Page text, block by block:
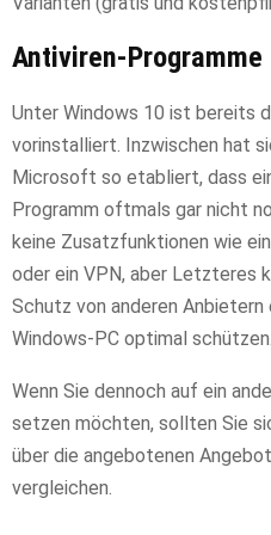
Antiviren-Programme
Unter Windows 10 ist bereits
vorinstalliert. Inzwischen hat
Microsoft so etabliert, dass
Programm oftmals gar nicht
keine Zusatzfunktionen wie
oder ein VPN, aber Letzteres
Schutz von anderen Anbietern
Windows-PC optimal schützen.
Wenn Sie dennoch auf ein
setzen möchten, sollten Sie
über die angebotenen
vergleichen.